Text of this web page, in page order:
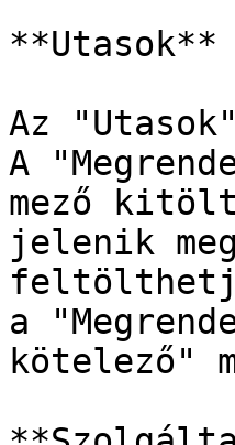
**Utasok**
Az
A
mező
jelenik
a
kötelező"